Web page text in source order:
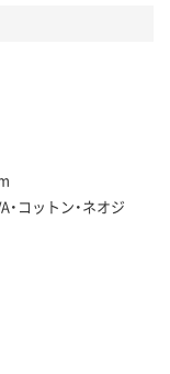
コットン・ネオジ